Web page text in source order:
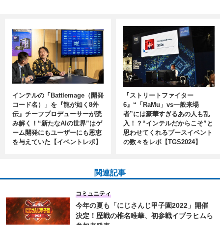
インテルの「Battlemage（開発
コード名）」を『龍が如く8外
伝』チーフプロデューサーが読
み解く！“新たなAIの世界”はゲ
ーム開発にもユーザーにも恩恵
を与えていた【イベントレポ】
『ストリートファイター
6』“「RaMu」vs一般来場
者”には豪華すぎるあの人も乱
入！？“インテルだからこそ”と
思わせてくれるブースイベント
の数々をレポ【TGS2024】
関連記事
今年の夏も「にじさんじ甲子園2022」開催
決定！歴戦の椎名唯華、初参戦イブラヒムら
コミュニティ